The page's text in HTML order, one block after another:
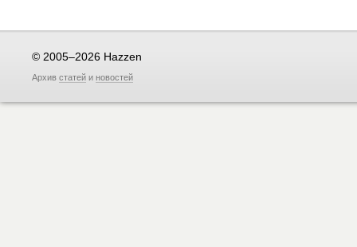
© 2005–2026 Hazzen
Архив статей и новостей